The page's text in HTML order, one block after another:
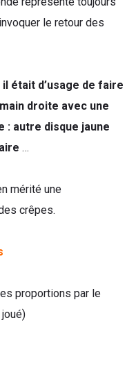
le retour des
il était d’usage de faire
droite avec une
: autre disque jaune
…
mérité une
crêpes.
proportions par le